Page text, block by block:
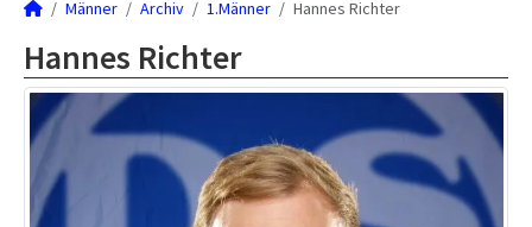
Männer Archiv 1.Männer Hannes Richter
Hannes Richter